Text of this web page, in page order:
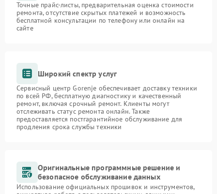
Точные прайс-листы, предварительная оценка стоимости
ремонта, отсутствие скрытых платежей и возможность
бесплатной консультации по телефону или онлайн на
сайте
Широкий спектр услуг
Сервисный центр Gorenje обеспечивает доставку техники
по всей РФ, бесплатную диагностику и качественный
ремонт, включая срочный ремонт. Клиенты могут
отслеживать статус ремонта онлайн. Также
предоставляется постгарантийное обслуживание для
продления срока службы техники
Оригинальные программные решение и
безопасное обслуживание данных
Использование официальных прошивок и инструментов,